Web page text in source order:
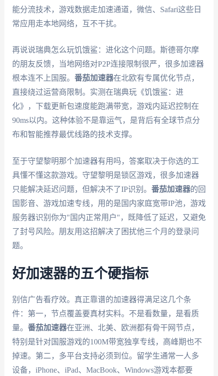
能分流技术，游戏数据走加速通道，微信、Safari这些日
常应用走本地网络，互不干扰。
再说说瑞典怎么玩饥饿鲨：进化这个问题。斯德哥尔摩
的朋友反馈，当地网络对P2P连接限制很严，很多加速器
根本连不上国服。 番茄加速器在北欧有专属优化节点，
直接绕过运营商限制。实测在瑞典玩《饥饿鲨：进
化》，下载更新包速度能跑满带宽，游戏内延迟控制在
90ms以内。这种体验不是靠运气，是背后有全球节点分
布和智能推荐最优线路的技术支撑。
至于守望黎明那个加速器有用吗，答案取决于你选的工
具懂不懂这款游戏。守望黎明是锁区游戏，很多加速器
只能解决延迟问题，但解决不了IP识别。 番茄加速器的回
国影音、游戏加速专线，用的是国内家庭宽带IP池，游戏
服务器识别你为"国内正常用户"，既降低了延迟，又避免
了封号风险。朋友用这招解决了困扰他三个月的登录问
题。
好加速器的五个硬指标
别信广告看疗效。真正靠谱的加速器得满足这几个条
件：第一，节点覆盖要真材实料。不是看数量，是看质
量。 番茄加速器在亚洲、北美、欧洲都有骨干网节点，
特别是针对国服游戏的100M带宽独享专线，高峰期也不
掉速。第二，多平台支持必须到位。留学生通常一人多
设备，iPhone、iPad、MacBook、Windows游戏本都要